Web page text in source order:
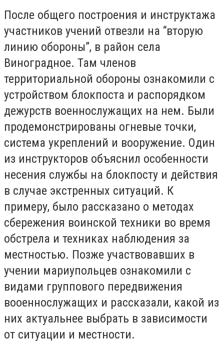
После общего построения и инструктажа
участников учений отвезли на “вторую
линию обороны”, в район села
Виноградное. Там членов
территориальной обороны ознакомили с
устройством блокпоста и распорядком
дежурств военнослужащих на нем. Были
продемонстрированы огневые точки,
система укреплений и вооружение. Один
из инструкторов объяснил особенности
несения службы на блокпосту и действия
в случае экстренных ситуаций. К
примеру, было рассказано о методах
сбережения воинской техники во время
обстрела и техниках наблюдения за
местностью. Позже участвовавших в
учении мариупольцев ознакомили с
видами группового передвижения
вооеннослужащих и рассказали, какой из
них актуальнее выбрать в зависимости
от ситуации и местности.